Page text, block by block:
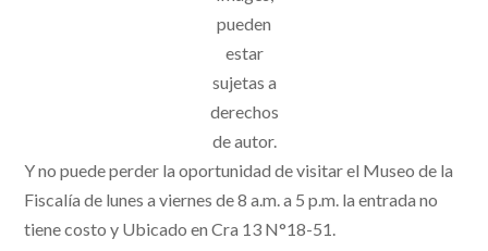
pueden
estar
sujetas a
derechos
de autor.
Y no puede perder la oportunidad de visitar el Museo de la
Fiscalía de lunes a viernes de 8 a.m. a 5 p.m. la entrada no
tiene costo y Ubicado en Cra 13 N°18-51.